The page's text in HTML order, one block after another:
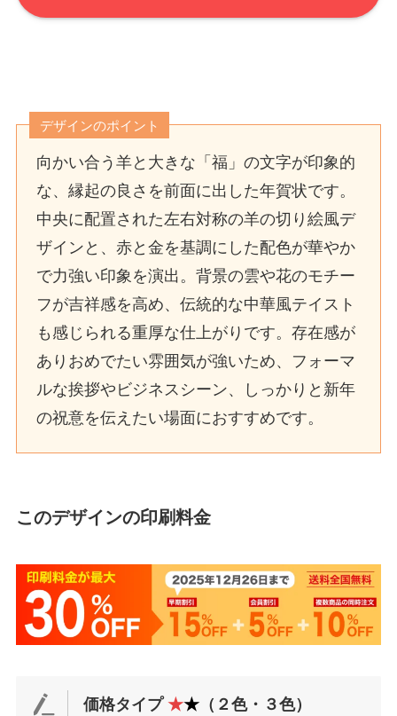
デザインのポイント
向かい合う羊と大きな「福」の文字が印象的
な、縁起の良さを前面に出した年賀状です。
中央に配置された左右対称の羊の切り絵風デ
ザインと、赤と金を基調にした配色が華やか
で力強い印象を演出。背景の雲や花のモチー
フが吉祥感を高め、伝統的な中華風テイスト
も感じられる重厚な仕上がりです。存在感が
ありおめでたい雰囲気が強いため、フォーマ
ルな挨拶やビジネスシーン、しっかりと新年
の祝意を伝えたい場面におすすめです。
このデザインの印刷料金
価格タイプ★★ （２色・３色）